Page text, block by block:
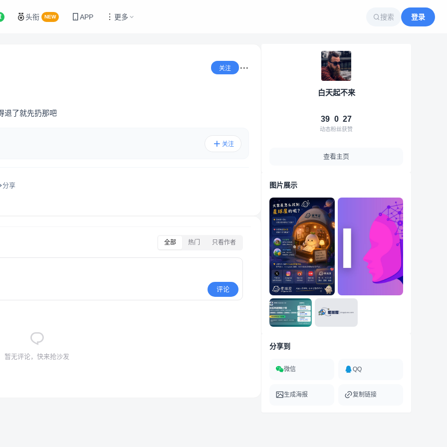
头衔 NEW APP 更多 搜索 登录
关注
退了就先扔那吧
关注
分享
全部 热门 只看作者
评论
暂无评论，快来抢沙发
白天起不来
39
动态
0
粉丝
27
获赞
查看主页
图片展示
分享到
微信 QQ
生成海报 复制链接